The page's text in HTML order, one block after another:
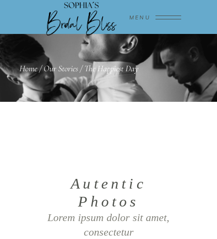
MENU
Home/Our Stories/The Happiest Day
Autentic
Photos
Lorem ipsum dolor sit amet,
consectetur